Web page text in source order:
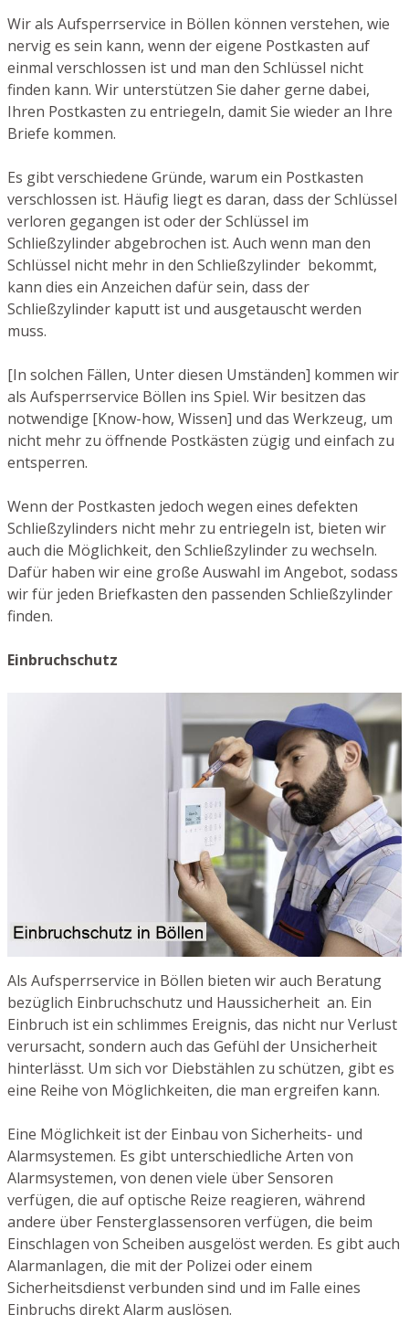
Wir als Aufsperrservice in Böllen können verstehen, wie
nervig es sein kann, wenn der eigene Postkasten auf
einmal verschlossen ist und man den Schlüssel nicht
finden kann. Wir unterstützen Sie daher gerne dabei,
Ihren Postkasten zu entriegeln, damit Sie wieder an Ihre
Briefe kommen.
Es gibt verschiedene Gründe, warum ein Postkasten
verschlossen ist. Häufig liegt es daran, dass der Schlüssel
verloren gegangen ist oder der Schlüssel im
Schließzylinder abgebrochen ist. Auch wenn man den
Schlüssel nicht mehr in den Schließzylinder bekommt,
kann dies ein Anzeichen dafür sein, dass der
Schließzylinder kaputt ist und ausgetauscht werden
muss.
[In solchen Fällen, Unter diesen Umständen] kommen wir
als Aufsperrservice Böllen ins Spiel. Wir besitzen das
notwendige [Know-how, Wissen] und das Werkzeug, um
nicht mehr zu öffnende Postkästen zügig und einfach zu
entsperren.
Wenn der Postkasten jedoch wegen eines defekten
Schließzylinders nicht mehr zu entriegeln ist, bieten wir
auch die Möglichkeit, den Schließzylinder zu wechseln.
Dafür haben wir eine große Auswahl im Angebot, sodass
wir für jeden Briefkasten den passenden Schließzylinder
finden.
Einbruchschutz
Als Aufsperrservice in Böllen bieten wir auch Beratung
bezüglich Einbruchschutz und Haussicherheit an. Ein
Einbruch ist ein schlimmes Ereignis, das nicht nur Verlust
verursacht, sondern auch das Gefühl der Unsicherheit
hinterlässt. Um sich vor Diebstählen zu schützen, gibt es
eine Reihe von Möglichkeiten, die man ergreifen kann.
Eine Möglichkeit ist der Einbau von Sicherheits- und
Alarmsystemen. Es gibt unterschiedliche Arten von
Alarmsystemen, von denen viele über Sensoren
verfügen, die auf optische Reize reagieren, während
andere über Fensterglassensoren verfügen, die beim
Einschlagen von Scheiben ausgelöst werden. Es gibt auch
Alarmanlagen, die mit der Polizei oder einem
Sicherheitsdienst verbunden sind und im Falle eines
Einbruchs direkt Alarm auslösen.